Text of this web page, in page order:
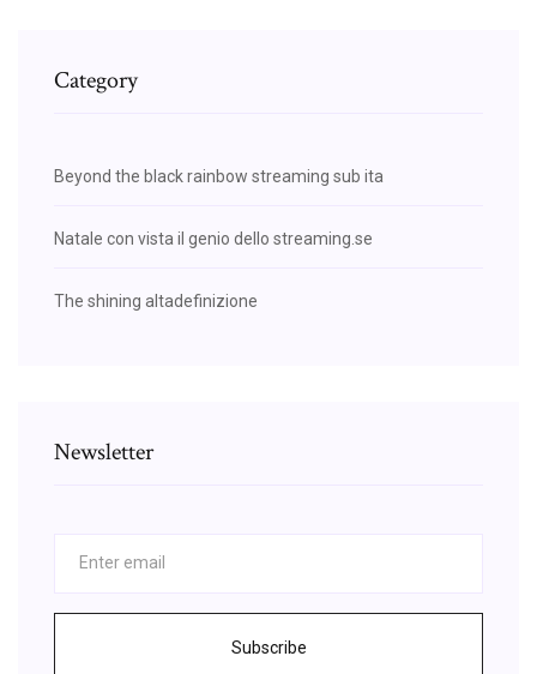
Category
Beyond the black rainbow streaming sub ita
Natale con vista il genio dello streaming.se
The shining altadefinizione
Newsletter
Subscribe